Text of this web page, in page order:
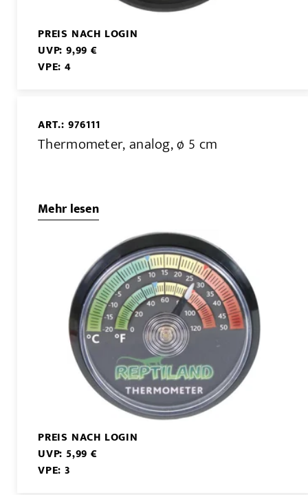
PREIS NACH LOGIN
UVP: 9,99 €
VPE: 4
ART.: 976111
Thermometer, analog, ø 5 cm
Mehr lesen
PREIS NACH LOGIN
UVP: 5,99 €
VPE: 3